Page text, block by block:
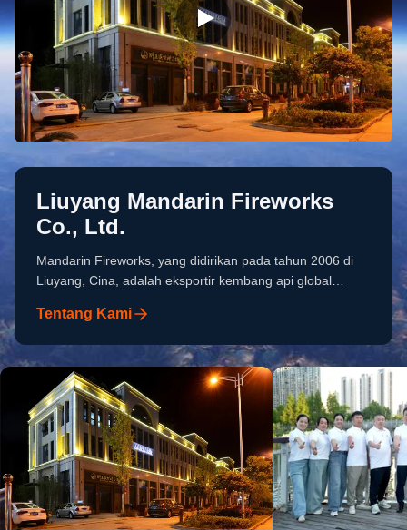
Liuyang Mandarin Fireworks
Co., Ltd.
Mandarin Fireworks, yang didirikan pada tahun 2006 di
Liuyang, Cina, adalah eksportir kembang api global
beragam dari kembang api tampilan konsumen dan
60+ importir di seluruh dunia. Kekuatan Kita Rantai
Pasokan: 108+ pabrik mitra peringkat teratas. Kontrol
Kualitas: Sistem inspeksi yang matang memenuhi
berbagai persyaratan pembeli. Fleksibilitas pesanan kecil:
MOQ rendah, ahli pesan
Tentang Kami